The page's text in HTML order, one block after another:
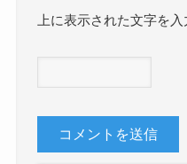
上に表示された文字を入